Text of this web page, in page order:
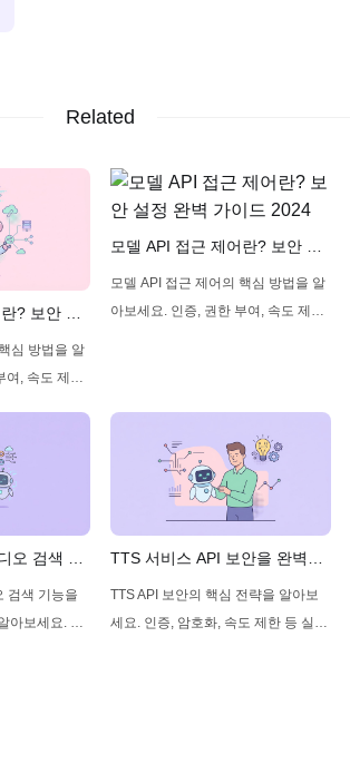
Related
? 보안 설
심 방법을 알
여, 속도 제한
모델 API 접근 제어란? 보안 설
정 완벽 가이드 2024
모델 API 접근 제어의 핵심 방법을 알
아보세요. 인증, 권한 부여, 속도 제한
오 검색 기
과 역할 완
검색 기능을
아보세요. 실
TTS 서비스 API 보안을 완벽하
게 지키는 방법: 실전 가이드
2024
TTS API 보안의 핵심 전략을 알아보
세요. 인증, 암호화, 속도 제한 등 실전